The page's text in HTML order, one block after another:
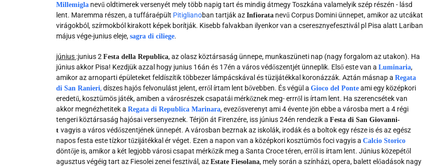
Millemigla nevű oldtimerek versenyét mely több napig tart és mindig átmegy Toszkána valamelyik szép részén - lásd
lent. Maremma részen, a tuffáraépült Pitiglianoban tartják az Infiorata nevű Corpus Domini ünnepet, amikor az utcákat
virágokból, szírmokból kirakott képek borítják. Kisebb falvakban ilyenkor van a cseresznyefesztivál pl Pisa alatt Lariban
május vége-junius eleje, sagra di ciliege.
június :junius 2 Festa della Republica, az olasz köztársaság ünnepe, munkaszüneti nap (nagy forgalom az utakon). Ha
június akkor Pisa! Kezdjük azzal hogy junius 16án és 17én a város védőszentjét ünneplik. Első este van a Luminaria,
amikor az arnoparti épületeket feldíszítik többezer lámpácskával és tüzijátékkal koronázzák. Aztán másnap a Regata
di San Ranieri,díszes hajós felvonulást jelent, erről írtam lent bővebben. És végül a Gioco del Ponte ami egy középkori
eredetű, kosztümös játék, amiben a városrészek csapatái mérkőznek meg- errről is írtam lent. Ha szerencsétek van
akkor megnézhetitek a Regata di Republica Marinara, evezősverenyt ami 4 évente jön ebbe a városba mert a 4 régi
tengeri köztársaság hajósai versenyeznek. Térjön át Firenzére, iss június 24én rendezik a Festa di San Giovanni-
t vagyis a város védőszentjének ünnepét. A városban bezrnak az iskolák, irodák és a boltok egy része is és az egész
napos festa este tízkor tűzijátékkal ér véget. Ezen a napon van a középkori kosztümös foci vagyis a Calcio Storico
döntője is, amikor a két legjobb városi csapat mérkőzik meg a Santa Croce téren, erről is írtam lent. Június közepétől
agusztus végéig tart az Fiesolei zenei fesztivál, az Estate Fiesolana, mely során a színházi, opera, balett előadások nagy